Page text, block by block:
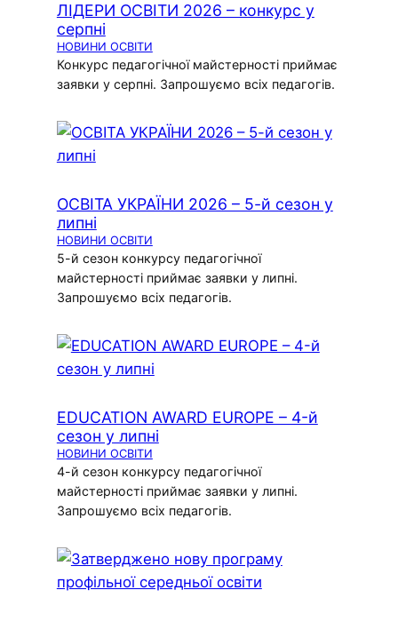
ЛІДЕРИ ОСВІТИ 2026 – конкурс у
серпні
НОВИНИ ОСВІТИ
Конкурс педагогічної майстерності приймає
заявки у серпні. Запрошуємо всіх педагогів.
ОСВІТА УКРАЇНИ 2026 – 5-й сезон у
липні
НОВИНИ ОСВІТИ
5-й сезон конкурсу педагогічної
майстерності приймає заявки у липні.
Запрошуємо всіх педагогів.
EDUCATION AWARD EUROPE – 4-й
сезон у липні
НОВИНИ ОСВІТИ
4-й сезон конкурсу педагогічної
майстерності приймає заявки у липні.
Запрошуємо всіх педагогів.